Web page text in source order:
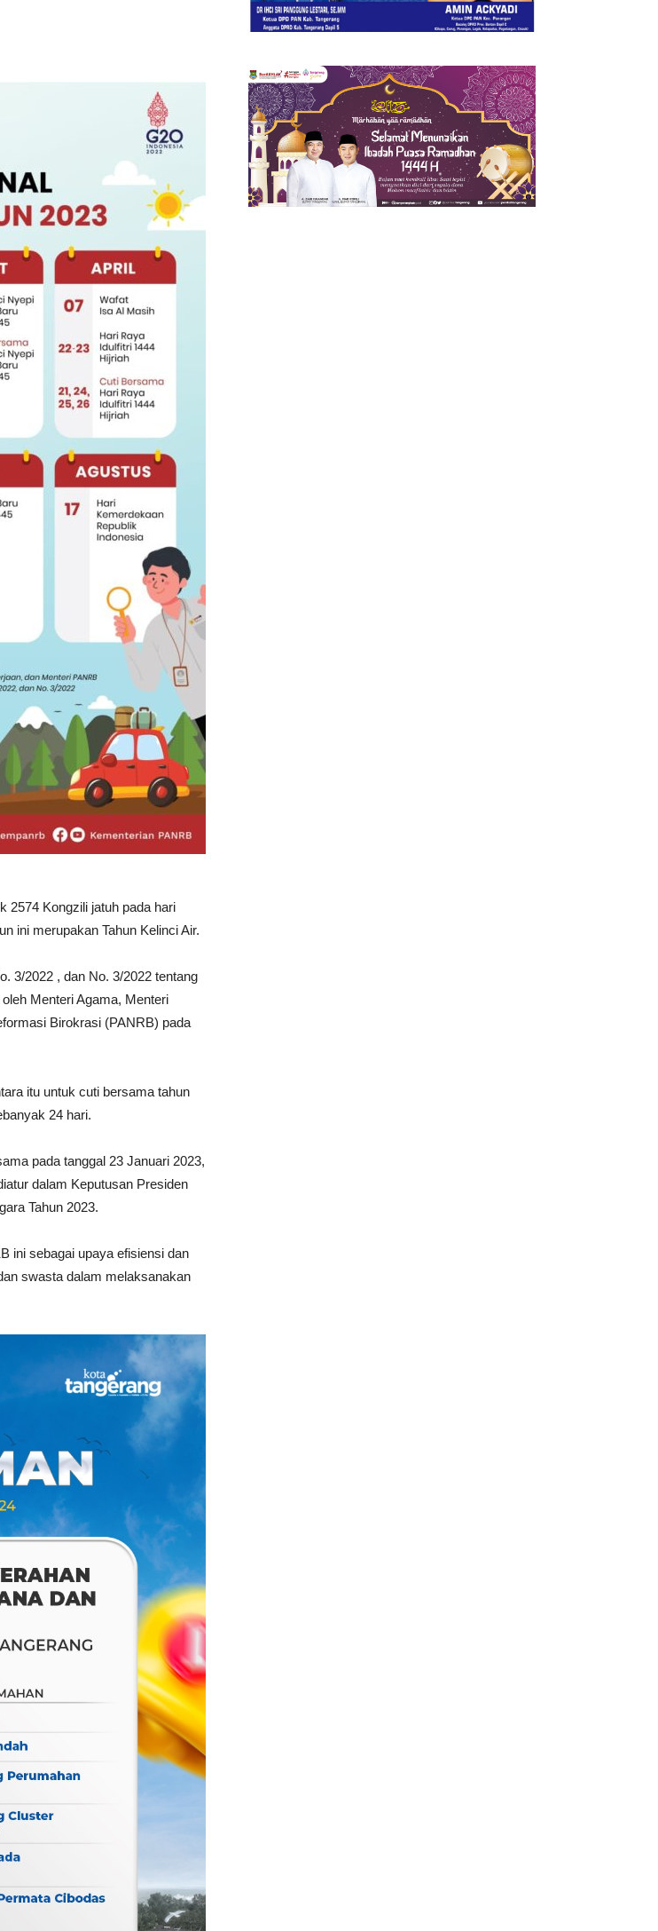
2574 Kongzili jatuh pada hari
ini merupakan Tahun Kelinci Air.
3/2022 , dan No. 3/2022 tentang
Menteri Agama, Menteri
Birokrasi (PANRB) pada
itu untuk cuti bersama tahun
24 hari.
pada tanggal 23 Januari 2023,
dalam Keputusan Presiden
Tahun 2023.
ini sebagai upaya efisiensi dan
swasta dalam melaksanakan